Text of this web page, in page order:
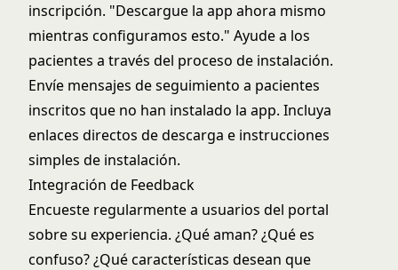
inscripción. "Descargue la app ahora mismo
mientras configuramos esto." Ayude a los
pacientes a través del proceso de instalación.
Envíe mensajes de seguimiento a pacientes
inscritos que no han instalado la app. Incluya
enlaces directos de descarga e instrucciones
simples de instalación.
Integración de Feedback
Encueste regularmente a usuarios del portal
sobre su experiencia. ¿Qué aman? ¿Qué es
confuso? ¿Qué características desean que